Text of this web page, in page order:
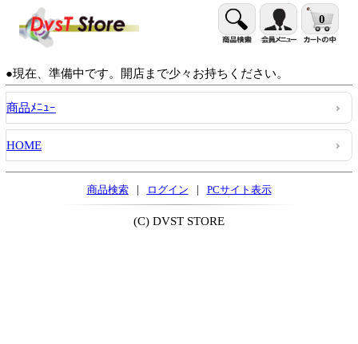
0
●現在、準備中です。開店まで少々お持ちください。
商品ﾒﾆｭｰ
HOME
商品検索 | ログイン | PCサイト表示
(C) DVST STORE